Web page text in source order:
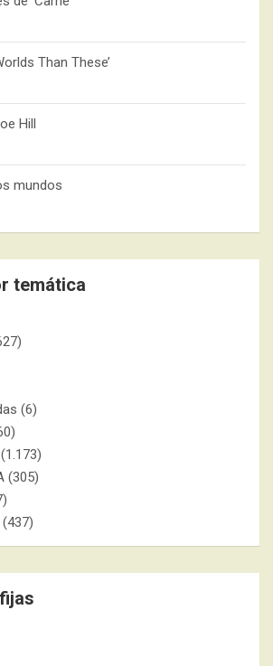
Than These’
Hill
mundos
temática
(6)
(1.173)
(305)
(437)